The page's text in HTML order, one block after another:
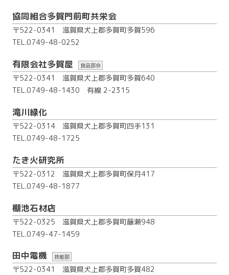
協同組合多賀門前町共栄会
〒522-0341 滋賀県犬上郡多賀町多賀596
TEL.0749-48-0252
有限会社多賀屋 食品部会
〒522-0341 滋賀県犬上郡多賀町多賀640
TEL.0749-48-1430
有線 2-2315
滝川緑化
〒522-0314 滋賀県犬上郡多賀町四手131
TEL.0749-48-1725
たき火研究所
〒522-0312 滋賀県犬上郡多賀町保月417
TEL.0749-48-1877
棚池石材店
〒522-0325 滋賀県犬上郡多賀町藤瀬948
TEL.0749-47-1459
田中電機 技能部
〒522-0341 滋賀県犬上郡多賀町多賀482